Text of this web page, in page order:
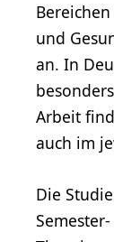
und
an. In
Arbeit
auch im
Die